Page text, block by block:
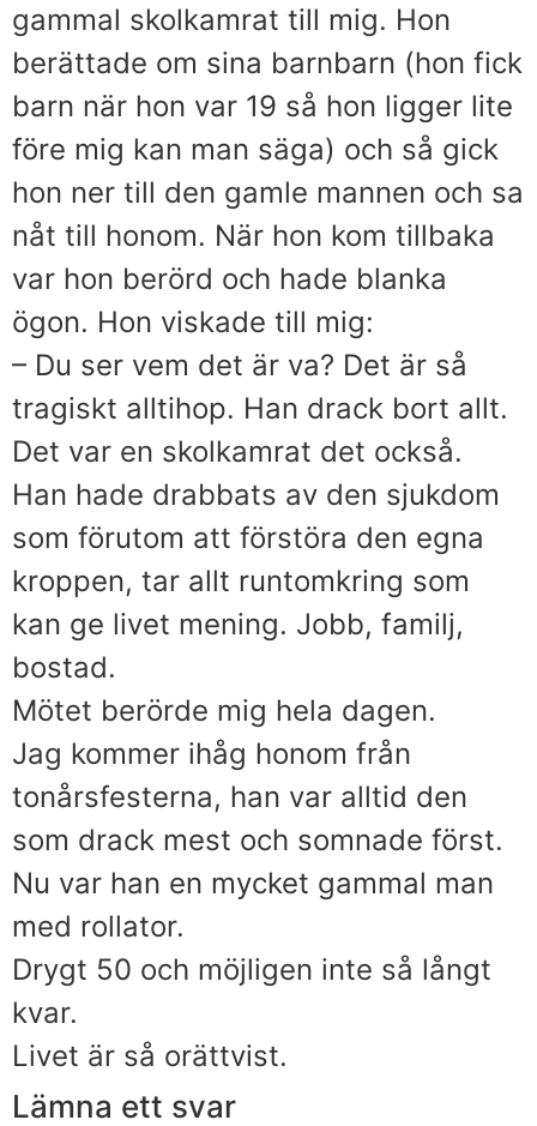
gammal skolkamrat till mig. Hon
berättade om sina barnbarn (hon fick
barn när hon var 19 så hon ligger lite
före mig kan man säga) och så gick
hon ner till den gamle mannen och sa
nåt till honom. När hon kom tillbaka
var hon berörd och hade blanka
ögon. Hon viskade till mig:
– Du ser vem det är va? Det är så
tragiskt alltihop. Han drack bort allt.
Det var en skolkamrat det också.
Han hade drabbats av den sjukdom
som förutom att förstöra den egna
kroppen, tar allt runtomkring som
kan ge livet mening. Jobb, familj,
bostad.
Mötet berörde mig hela dagen.
Jag kommer ihåg honom från
tonårsfesterna, han var alltid den
som drack mest och somnade först.
Nu var han en mycket gammal man
med rollator.
Drygt 50 och möjligen inte så långt
kvar.
Livet är så orättvist.
Lämna ett svar